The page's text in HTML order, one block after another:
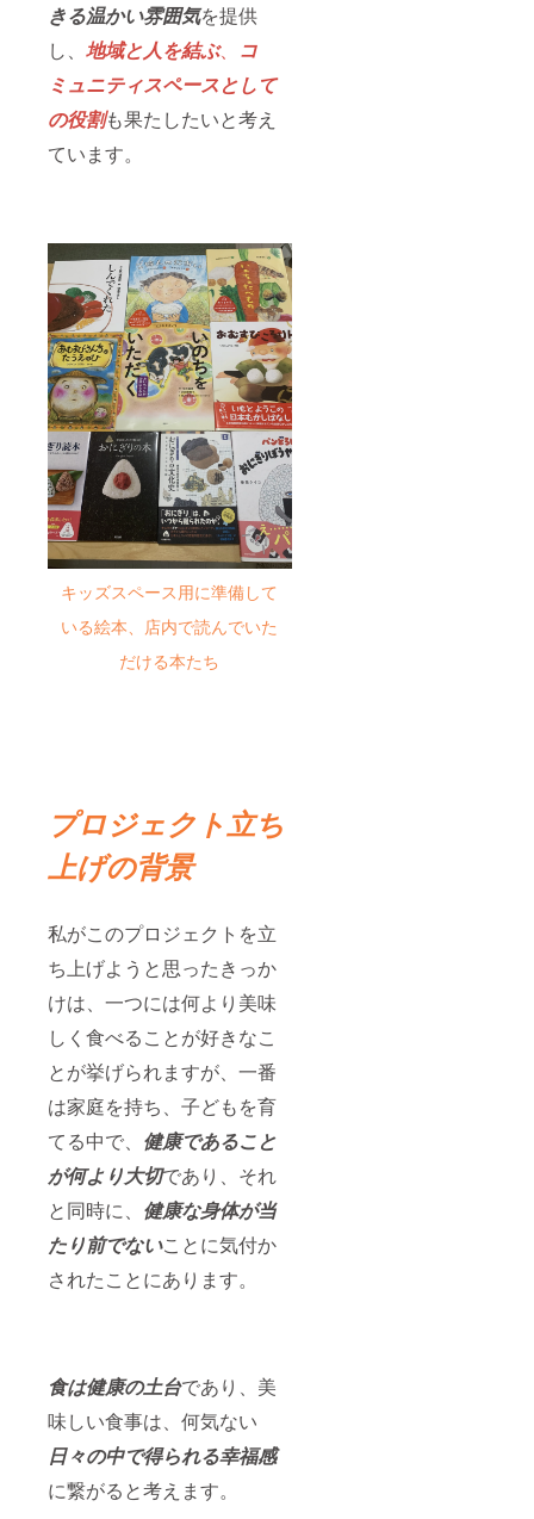
きる温かい雰囲気を提供
し、 地域と人を結ぶ、 コ
ミュニティスペースとして
の役割も果たしたいと考え
ています。
キッズスペース用に準備して
いる絵本、店内で読んでいた
だける本たち
プロジェクト立ち
上げの背景
私がこのプロジェクトを立
ち上げようと思ったきっか
けは、一つには何より美味
しく食べることが好きなこ
とが挙げられますが、一番
は家庭を持ち、子どもを育
てる中で、 健康であること
が何より大切であり、それ
と同時に、 健康な身体が当
たり前でないことに気付か
されたことにあります。
食は健康の土台であり、美
味しい食事は、何気ない
日々の中で得られる幸福感
に繋がると考えます。